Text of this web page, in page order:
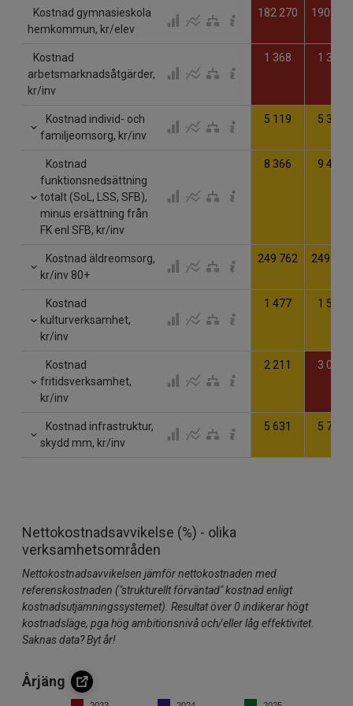
Kostnad gymnasieskola
hemkommun, kr/elev
182 270 190 968
Kostnad
arbetsmarknadsåtgärder,
kr/inv
1 368 1 349
Kostnad individ- och
familjeomsorg, kr/inv
5 119 5 311
Kostnad
funktionsnedsättning
totalt (SoL, LSS, SFB),
minus ersättning från
FK enl SFB, kr/inv
8 366 9 468
Kostnad äldreomsorg,
kr/inv 80+
249 762 249 238
Kostnad
kulturverksamhet,
kr/inv
1 477 1 506
Kostnad
fritidsverksamhet,
kr/inv
2 211 3 044
Kostnad infrastruktur,
skydd mm, kr/inv
5 631 5 769
Nettokostnadsavvikelse (%) - olika
verksamhetsområden
Nettokostnadsavvikelsen jämför nettokostnaden med
referenskostnaden ("strukturellt förväntad" kostnad enligt
kostnadsutjämningssystemet). Resultat över 0 indikerar högt
kostnadsläge, pga hög ambitionsnivå och/eller låg effektivitet.
Saknas data? Byt år!
Årjäng